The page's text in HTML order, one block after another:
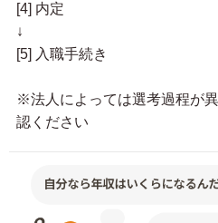
[4] 内定
↓
[5] 入職手続き
※法人によっては選考過程が
認ください